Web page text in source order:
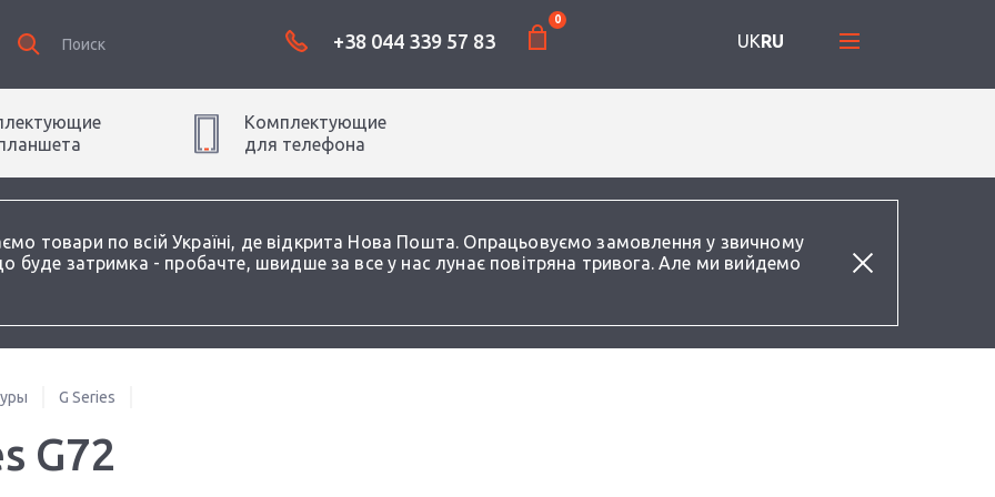
товари по всій Україні, де відкрита Нова Пошта. Опрацьовуємо замовлення у звичному
буде затримка - пробачте, швидше за все у нас лунає повітряна тривога. Але ми вийдемо
+38 044 339 57 83
0
UKRU
а
Комплектующие
для телефона
G Series
G72